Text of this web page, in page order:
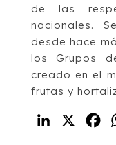
de las
nacionales.
desde hace
los Grupos
creado en el
frutas y
LinkedIn